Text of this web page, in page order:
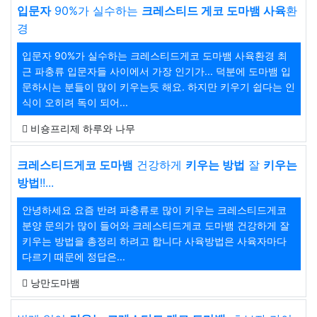
입문자90%가 실수하는 크레스티드 게코 도마뱀 사육환
경
입문자 90%가 실수하는 크레스티드게코 도마뱀 사육환경 최
근 파충류 입문자들 사이에서 가장 인기가... 덕분에 도마뱀 입
문하시는 분들이 많이 키우는듯 해요. 하지만 키우기 쉽다는 인
식이 오히려 독이 되어...
비숑프리제 하루와 나무
크레스티드게코 도마뱀 건강하게 키우는 방법 잘 키우는
방법!!...
안녕하세요 요즘 반려 파충류로 많이 키우는 크레스티드게코
분양 문의가 많이 들어와 크레스티드게코 도마뱀 건강하게 잘
키우는 방법을 총정리 하려고 합니다 사육방법은 사육자마다
다르기 때문에 정답은...
낭만도마뱀